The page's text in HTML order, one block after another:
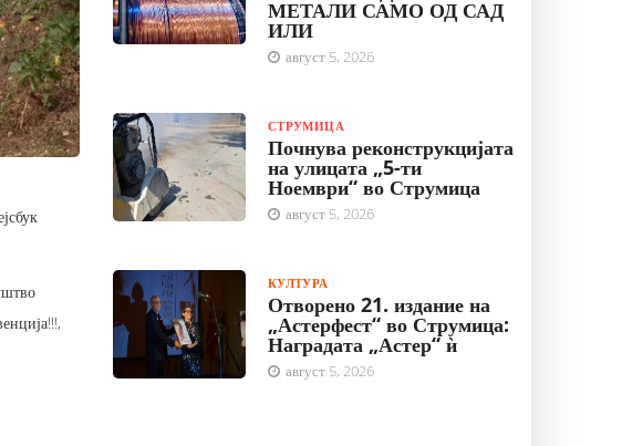
МЕТАЛИ САМО ОД САД
ИЛИ
август 5, 2026
СТРУМИЦА
Почнува реконструкцијата
на улицата „5-ти
Ноември“ во Струмица
август 5, 2026
КУЛТУРА
Отворено 21. издание на
„Астерфест“ во Струмица:
Наградата „Астер“ ѝ
август 5, 2026